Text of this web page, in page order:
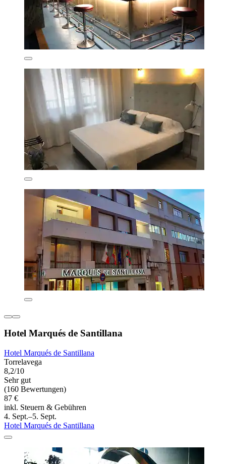
Hotel Marqués de Santillana
Hotel Marqués de Santillana
Torrelavega
8,2/10
Sehr gut
(160 Bewertungen)
87 €
inkl. Steuern & Gebühren
4. Sept.–5. Sept.
Hotel Marqués de Santillana